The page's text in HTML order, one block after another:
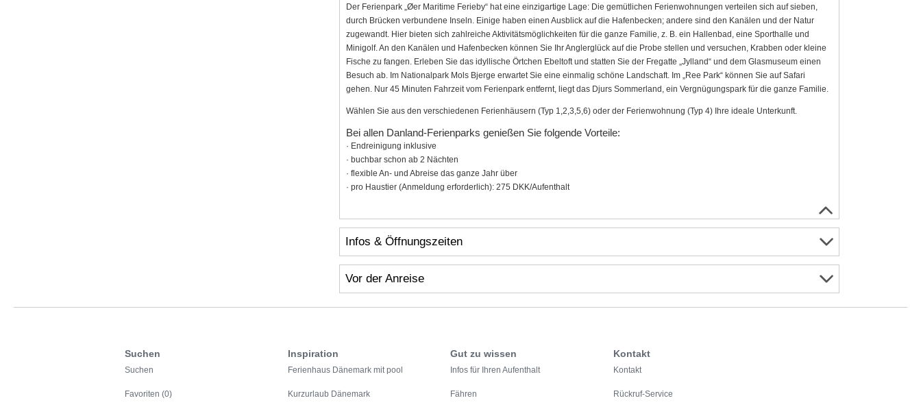
Der Ferienpark „Øer Maritime Ferieby“ hat eine einzigartige Lage: Die gemütlichen Ferienwohnungen verteilen sich auf sieben,
durch Brücken verbundene Inseln. Einige haben einen Ausblick auf die Hafenbecken; andere sind den Kanälen und der Natur
zugewandt. Hier bieten sich zahlreiche Aktivitätsmöglichkeiten für die ganze Familie, z. B. ein Hallenbad, eine Sporthalle und
Minigolf. An den Kanälen und Hafenbecken können Sie Ihr Anglerglück auf die Probe stellen und versuchen, Krabben oder kleine
Fische zu fangen. Erleben Sie das idyllische Örtchen Ebeltoft und statten Sie der Fregatte „Jylland“ und dem Glasmuseum einen
Besuch ab. Im Nationalpark Mols Bjerge erwartet Sie eine einmalig schöne Landschaft. Im „Ree Park“ können Sie auf Safari
gehen. Nur 45 Minuten Fahrzeit vom Ferienpark entfernt, liegt das Djurs Sommerland, ein Vergnügungspark für die ganze Familie.
Wählen Sie aus den verschiedenen Ferienhäusern (Typ 1,2,3,5,6) oder der Ferienwohnung (Typ 4) Ihre ideale Unterkunft.
Bei allen Danland-Ferienparks genießen Sie folgende Vorteile:
· Endreinigung inklusive
· buchbar schon ab 2 Nächten
· flexible An- und Abreise das ganze Jahr über
· pro Haustier (Anmeldung erforderlich): 275 DKK/Aufenthalt
Infos & Öffnungszeiten
Vor der Anreise
Suchen
Suchen
Favoriten (0)
Inspiration
Ferienhaus Dänemark mit pool
Kurzurlaub Dänemark
Gut zu wissen
Infos für Ihren Aufenthalt
Fähren
Kontakt
Kontakt
Rückruf-Service